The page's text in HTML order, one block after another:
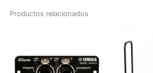
Productos relacionados